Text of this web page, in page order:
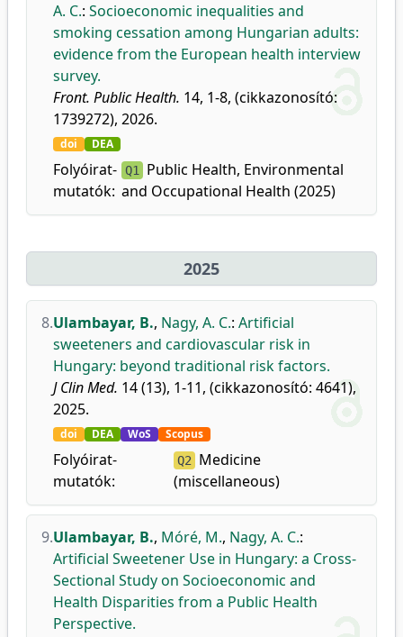
A. C.: Socioeconomic inequalities and
smoking cessation among Hungarian adults:
evidence from the European health interview
survey.
Front. Public Health. 14, 1-8, (cikkazonosító:
1739272), 2026.
doi DEA
Folyóirat-
mutatók:
Q1
Public Health, Environmental
and Occupational Health (2025)
2025
8.Ulambayar, B., Nagy, A. C.: Artificial
sweeteners and cardiovascular risk in
Hungary: beyond traditional risk factors.
J Clin Med. 14 (13), 1-11, (cikkazonosító: 4641),
2025.
doi DEA WoS Scopus
Folyóirat-
mutatók:
Q2 Medicine
(miscellaneous)
9.Ulambayar, B., Móré, M., Nagy, A. C.:
Artificial Sweetener Use in Hungary: a Cross-
Sectional Study on Socioeconomic and
Health Disparities from a Public Health
Perspective.